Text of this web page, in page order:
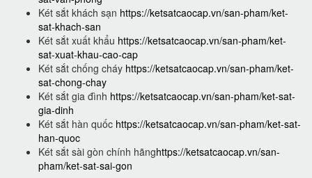
Két sắt khách sạn https://ketsatcaocap.vn/san-pham/ket-
sat-khach-san
Két sắt xuất khẩu https://ketsatcaocap.vn/san-pham/ket-
sat-xuat-khau-cao-cap
Két sắt chống cháy https://ketsatcaocap.vn/san-pham/ket-
sat-chong-chay
Két sắt gia đình https://ketsatcaocap.vn/san-pham/ket-sat-
gia-dinh
Két sắt hàn quốc https://ketsatcaocap.vn/san-pham/ket-sat-
han-quoc
Két sắt sài gòn chính hãnghttps://ketsatcaocap.vn/san-
pham/ket-sat-sai-gon